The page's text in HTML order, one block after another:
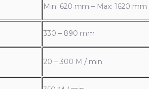
Min: 620 mm – Max: 1620 mm
330 – 890 mm
20 – 300 M / min